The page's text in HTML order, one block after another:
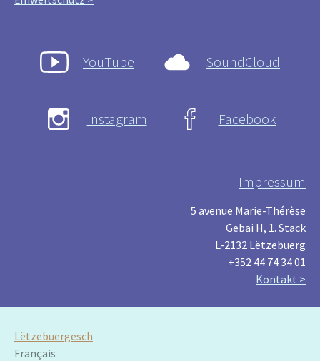
YouTube SoundCloud
Instagram Facebook
Impressum
5 avenue Marie-Thérèse
Gebai H, 1. Stack
L-2132 Lëtzebuerg
+352 44 74 34 01
Kontakt >
Lëtzebuergesch
Français